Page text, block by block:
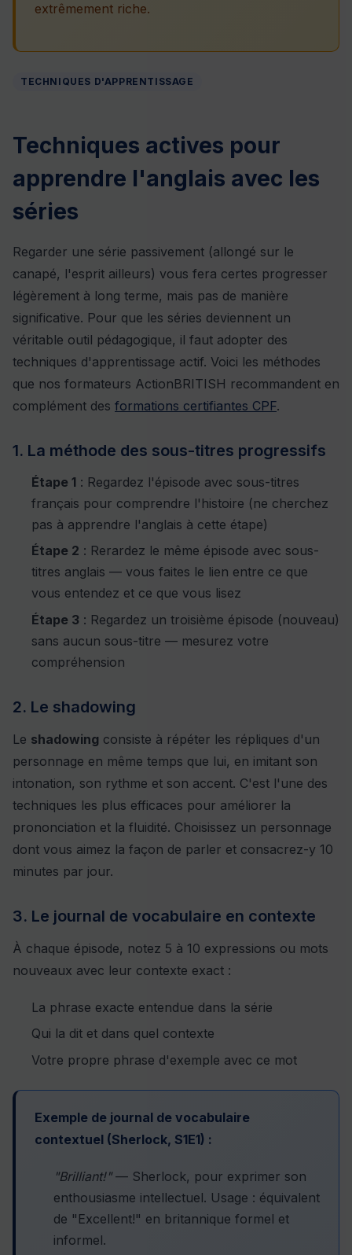
extrêmement riche.
TECHNIQUES D'APPRENTISSAGE
Techniques actives pour
apprendre l'anglais avec les
séries
Regarder une série passivement (allongé sur le
canapé, l'esprit ailleurs) vous fera certes progresser
légèrement à long terme, mais pas de manière
significative. Pour que les séries deviennent un
véritable outil pédagogique, il faut adopter des
techniques d'apprentissage actif. Voici les méthodes
que nos formateurs ActionBRITISH recommandent en
complément des formations certifiantes CPF.
1. La méthode des sous-titres progressifs
Étape 1 : Regardez l'épisode avec sous-titres
français pour comprendre l'histoire (ne cherchez
pas à apprendre l'anglais à cette étape)
Étape 2 : Rerardez le même épisode avec sous-
titres anglais — vous faites le lien entre ce que
vous entendez et ce que vous lisez
Étape 3 : Regardez un troisième épisode (nouveau)
sans aucun sous-titre — mesurez votre
compréhension
2. Le shadowing
Le shadowing consiste à répéter les répliques d'un
personnage en même temps que lui, en imitant son
intonation, son rythme et son accent. C'est l'une des
techniques les plus efficaces pour améliorer la
prononciation et la fluidité. Choisissez un personnage
dont vous aimez la façon de parler et consacrez-y 10
minutes par jour.
3. Le journal de vocabulaire en contexte
À chaque épisode, notez 5 à 10 expressions ou mots
nouveaux avec leur contexte exact :
La phrase exacte entendue dans la série
Qui la dit et dans quel contexte
Votre propre phrase d'exemple avec ce mot
Exemple de journal de vocabulaire
contextuel (Sherlock, S1E1) :
"Brilliant!"— Sherlock, pour exprimer son
enthousiasme intellectuel. Usage : équivalent
de "Excellent!" en britannique formel et
informel.